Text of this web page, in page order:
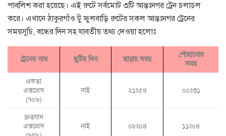
পাবলিশ করা হয়েছে। এই রুটে সর্বমোট ৩টি আন্তঃনগর ট্রেন চলাচল
করে। এখানে ঠাকুরগাঁও টু ফুলবাড়ি রুটের সকল আন্তঃনগর ট্রেনের
সময়সূচি, বন্ধের দিন সহ যাবতীয় তথ্য দেওয়া হলোঃ
ট্রেনের নাম ছুটির দিন ছাড়ায় সময়
পৌছানোর
সময়
একতা
এক্সপ্রেস
(৭০৬)
নাই ২১ঃ৫৪ ০০ঃ৩১
দ্রুতযান
এক্সপ্রেস
নাই ০৮ঃ০৪ ১১ঃ০৪